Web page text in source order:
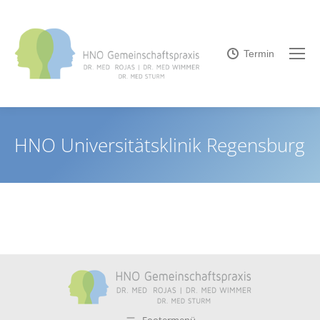
Termin
HNO Universitätsklinik Regensburg